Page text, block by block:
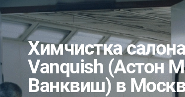
Химчистка
Vanquish (Астон
Ванквиш) в